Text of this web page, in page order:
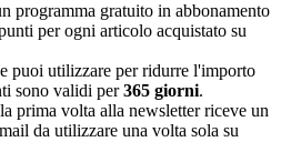
programma gratuito in abbonamento
per ogni articolo acquistato su
puoi utilizzare per ridurre l'importo
sono validi per365 giorni.
prima volta alla newsletter riceve un
da utilizzare una volta sola su